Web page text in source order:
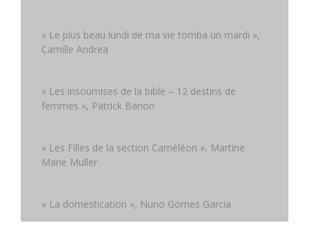
« Le plus beau lundi de ma vie tomba un mardi »,
Camille Andrea
« Les insoumises de la bible – 12 destins de
femmes », Patrick Banon
« Les Filles de la section Caméléon », Martine
Marie Muller
« La domestication », Nuno Gomes Garcia